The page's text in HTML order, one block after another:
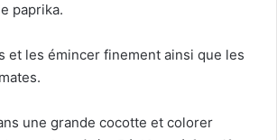
paprika.
et les émincer finement ainsi que les
une grande cocotte et colorer